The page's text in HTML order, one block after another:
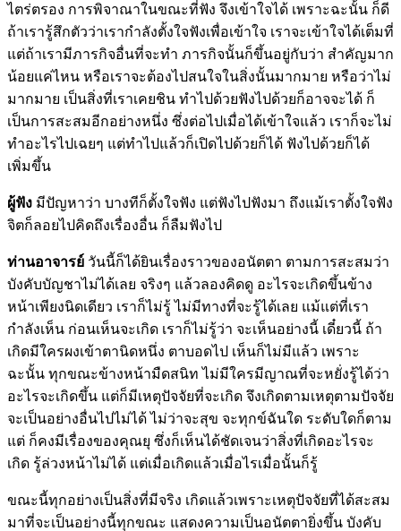
ไตร่ตรอง การพิจาณาในขณะที่ฟัง จึงเข้าใจได้ เพราะฉะนั้น ก็ดี
ถ้าเรารู้สึกตัวว่าเรากำลังตั้งใจฟังเพื่อเข้าใจ เราจะเข้าใจได้เต็มที่
แต่ถ้าเรามีภารกิจอื่นที่จะทำ ภารกิจนั้นก็ขึ้นอยู่กับว่า สำคัญมาก
น้อยแค่ไหน หรือเราจะต้องไปสนใจในสิ่งนั้นมากมาย หรือว่าไม่
มากมาย เป็นสิ่งที่เราเคยชิน ทำไปด้วยฟังไปด้วยก็อาจจะได้ ก็
เป็นการสะสมอีกอย่างหนึ่ง ซึ่งต่อไปเมื่อได้เข้าใจแล้ว เราก็จะไม่
ทำอะไรไปเฉยๆ แต่ทำไปแล้วก็เปิดไปด้วยก็ได้ ฟังไปด้วยก็ได้
เพิ่มขึ้น
ผู้ฟัง มีปัญหาว่า บางทีก็ตั้งใจฟัง แต่ฟังไปฟังมา ถึงแม้เราตั้งใจฟัง
จิตก็ลอยไปคิดถึงเรื่องอื่น ก็ลืมฟังไป
ท่านอาจารย์ วันนี้ก็ได้ยินเรื่องราวของอนัตตา ตามการสะสมว่า
บังคับบัญชาไม่ได้เลย จริงๆ แล้วลองคิดดู อะไรจะเกิดขึ้นข้าง
หน้าเพียงนิดเดียว เราก็ไม่รู้ ไม่มีทางที่จะรู้ได้เลย แม้แต่ที่เรา
กำลังเห็น ก่อนเห็นจะเกิด เราก็ไม่รู้ว่า จะเห็นอย่างนี้ เดี๋ยวนี้ ถ้า
เกิดมีใครผงเข้าตานิดหนึ่ง ตาบอดไป เห็นก็ไม่มีแล้ว เพราะ
ฉะนั้น ทุกขณะข้างหน้ามืดสนิท ไม่มีใครมีญาณที่จะหยั่งรู้ได้ว่า
อะไรจะเกิดขึ้น แต่ก็มีเหตุปัจจัยที่จะเกิด จึงเกิดตามเหตุตามปัจจัย
จะเป็นอย่างอื่นไปไม่ได้ ไม่ว่าจะสุข จะทุกข์ฉันใด ระดับใดก็ตาม
แต่ ก็คงมีเรื่องของคุณยุ ซึ่งก็เห็นได้ชัดเจนว่าสิ่งที่เกิดอะไรจะ
เกิด รู้ล่วงหน้าไม่ได้ แต่เมื่อเกิดแล้วเมื่อไรเมื่อนั้นก็รู้
ขณะนี้ทุกอย่างเป็นสิ่งที่มีจริง เกิดแล้วเพราะเหตุปัจจัยที่ได้สะสม
มาที่จะเป็นอย่างนี้ทุกขณะ แสดงความเป็นอนัตตายิ่งขึ้น บังคับ